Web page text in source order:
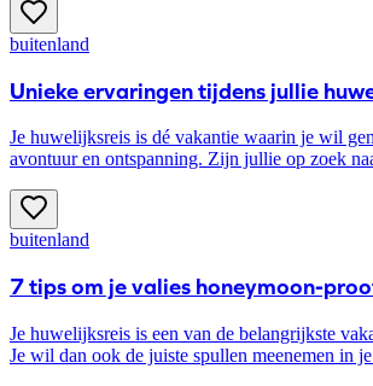
buitenland
Unieke ervaringen tijdens jullie
Je huwelijksreis is dé vakantie waarin je wil
avontuur en ontspanning. Zijn jullie op zoek
uit te kiezen. Hieronder lees je een aantal
inspiratie voor je onvergetelijke huwelijksreis.
buitenland
7 tips om je valies honeymoon-
Je huwelijksreis is een van de belangrijkste
Je wil dan ook de juiste spullen meenemen in